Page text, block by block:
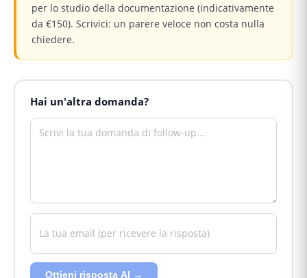
per lo studio della documentazione (indicativamente
da €150). Scrivici: un parere veloce non costa nulla
chiedere.
Hai un'altra domanda?
Ottieni risposta AI →